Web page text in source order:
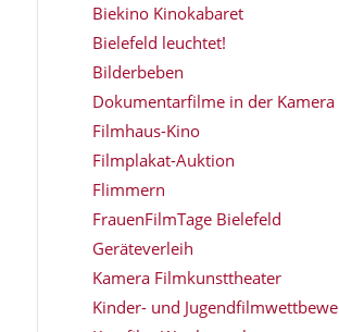
Biekino Kinokabaret
Bielefeld leuchtet!
Bilderbeben
Dokumentarfilme in der Kamera
Filmhaus-Kino
Filmplakat-Auktion
Flimmern
FrauenFilmTage Bielefeld
Geräteverleih
Kamera Filmkunsttheater
Kinder- und